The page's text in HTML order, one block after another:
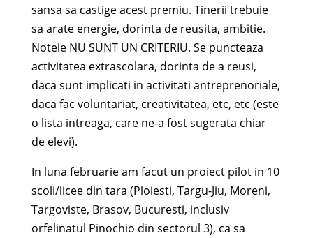
sansa sa castige acest premiu. Tinerii trebuie
sa arate energie, dorinta de reusita, ambitie.
Notele NU SUNT UN CRITERIU. Se puncteaza
activitatea extrascolara, dorinta de a reusi,
daca sunt implicati in activitati antreprenoriale,
daca fac voluntariat, creativitatea, etc, etc (este
o lista intreaga, care ne-a fost sugerata chiar
de elevi).
In luna februarie am facut un proiect pilot in 10
scoli/licee din tara (Ploiesti, Targu-Jiu, Moreni,
Targoviste, Brasov, Bucuresti, inclusiv
orfelinatul Pinochio din sectorul 3), ca sa